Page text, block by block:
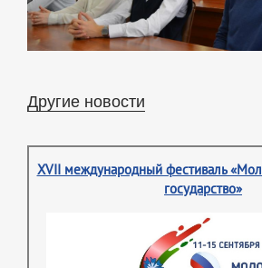
Другие новости
XVII международный фестиваль
государство»